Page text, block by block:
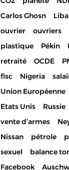
Carlos Ghosn
ouvrier
ouvriers
plastique
Pékin
retraité
OCDE
fisc
Nigeria
Union Européenne
Etats Unis
Russie
vente d’armes
Nissan
pétrole
sexuel
balance
Facebook